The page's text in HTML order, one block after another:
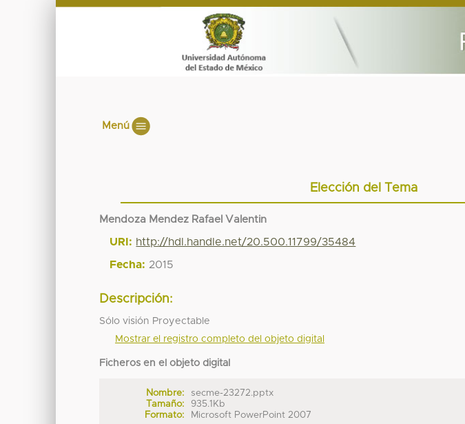
Menú
Elección del Tema
Mendoza Mendez Rafael Valentin
URI: http://hdl.handle.net/20.500.11799/35484
Fecha: 2015
Descripción:
Sólo visión Proyectable
Mostrar el registro completo del objeto digital
Ficheros en el objeto digital
Nombre:
secme-23272.pptx
Tamaño:
935.1Kb
Formato:
Microsoft PowerPoint 2007